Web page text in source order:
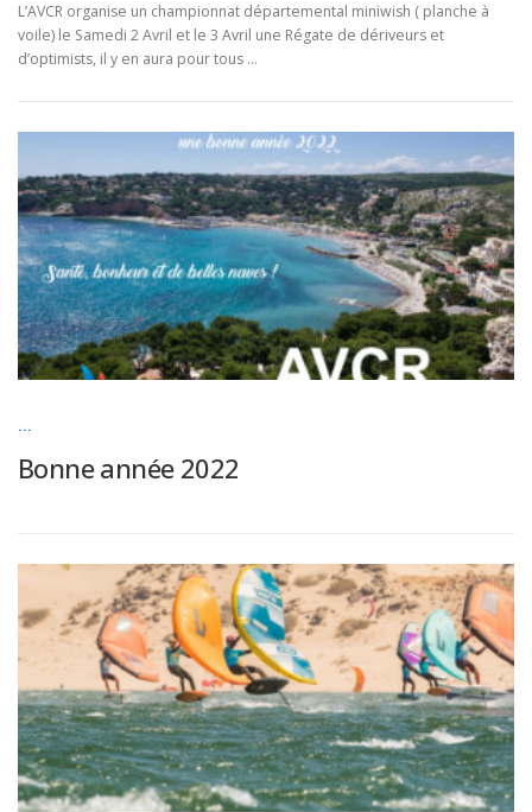
L’AVCR organise un championnat départemental miniwish ( planche à
voile) le Samedi 2 Avril et le 3 Avril une Régate de dériveurs et
d’optimists, il y en aura pour tous …
...
Bonne année 2022